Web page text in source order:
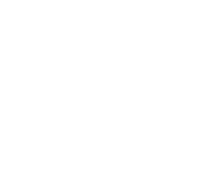
aanvragen
up aanvragen
agent.